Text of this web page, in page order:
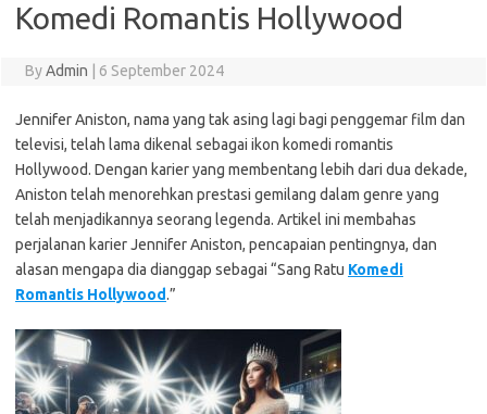
Komedi Romantis Hollywood
ByAdmin 6 September 2024
Jennifer Aniston, nama yang tak asing lagi bagi penggemar film dan
televisi, telah lama dikenal sebagai ikon komedi romantis
Hollywood. Dengan karier yang membentang lebih dari dua dekade,
Aniston telah menorehkan prestasi gemilang dalam genre yang
telah menjadikannya seorang legenda. Artikel ini membahas
perjalanan karier Jennifer Aniston, pencapaian pentingnya, dan
alasan mengapa dia dianggap sebagai “Sang Ratu Komedi
Romantis Hollywood.”